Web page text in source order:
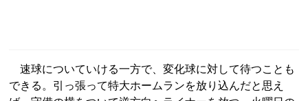
速球についていける一方で、変化球に対して待つことも
できる。引っ張って特大ホームランを放り込んだと思え